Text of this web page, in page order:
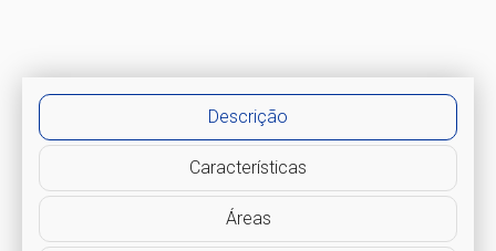
Descrição
Características
Áreas